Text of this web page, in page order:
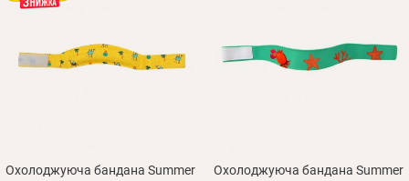
Оптовим клієнтам
Охолоджуюча бандана Summer
Охолоджуюча бандана Summer